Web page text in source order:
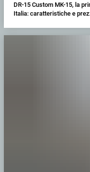
DR-15 Custom MK-15, la
Italia: caratteristiche e